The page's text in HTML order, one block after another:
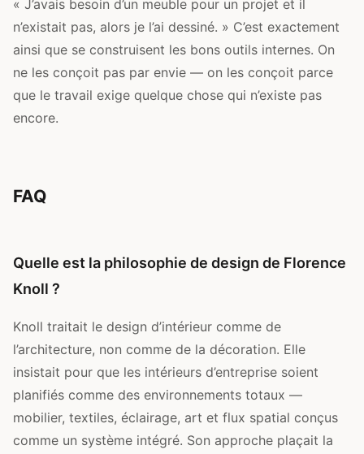
« J’avais besoin d’un meuble pour un projet et il
n’existait pas, alors je l’ai dessiné. » C’est exactement
ainsi que se construisent les bons outils internes. On
ne les conçoit pas par envie — on les conçoit parce
que le travail exige quelque chose qui n’existe pas
encore.
FAQ
Quelle est la philosophie de design de Florence
Knoll ?
Knoll traitait le design d’intérieur comme de
l’architecture, non comme de la décoration. Elle
insistait pour que les intérieurs d’entreprise soient
planifiés comme des environnements totaux —
mobilier, textiles, éclairage, art et flux spatial conçus
comme un système intégré. Son approche plaçait la